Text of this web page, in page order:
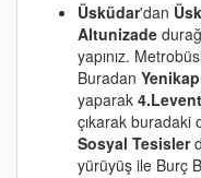
Üsküdar'dan
Altunizade
yapınız.
Buradan
yaparak 4.Levent
çıkarak buradaki
Sosyal Tesisler
yürüyüş ile Burç